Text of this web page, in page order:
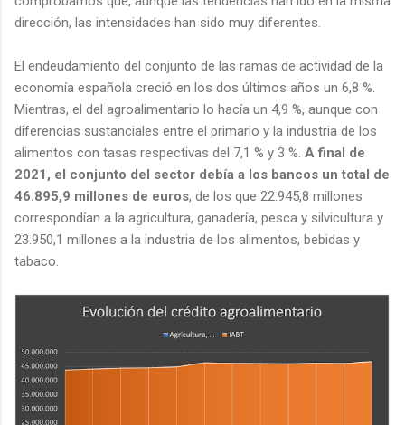
dirección, las intensidades han sido muy diferentes.
El endeudamiento del conjunto de las ramas de actividad de la
economía española creció en los dos últimos años un 6,8 %.
Mientras, el del agroalimentario lo hacía un 4,9 %, aunque con
diferencias sustanciales entre el primario y la industria de los
alimentos con tasas respectivas del 7,1 % y 3 %. A final de
2021, el conjunto del sector debía a los bancos un total de
46.895,9 millones de euros, de los que 22.945,8 millones
correspondían a la agricultura, ganadería, pesca y silvicultura y
23.950,1 millones a la industria de los alimentos, bebidas y
tabaco.